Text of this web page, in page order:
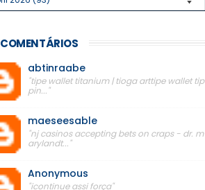
COMENTÁRIOS
abtinraabe
"tipe wallet titanium | tioga arttipe wallet tip
pin..."
maeseesable
"nj casinos accepting bets on craps - dr. m
arylandt..."
Anonymous
"icontinue assi força"